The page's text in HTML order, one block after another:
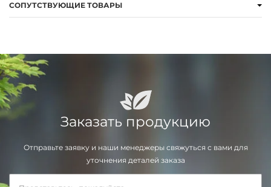
СОПУТСТВУЮЩИЕ ТОВАРЫ
Заказать продукцию
Отправьте заявку и наши менеджеры свяжуться с вами для
уточнения деталей заказа